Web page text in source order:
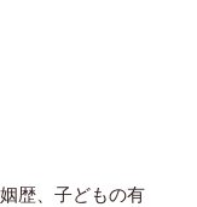
歴、子どもの有